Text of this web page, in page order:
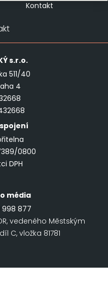
Kontakt
s.r.o.
511/40
4
0800
DPH
média
877
vedeného Městským
C, vložka 81781